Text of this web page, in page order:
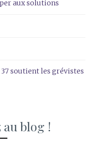
aux solutions
soutient les grévistes
au blog !